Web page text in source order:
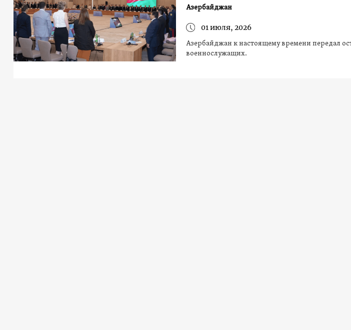
Азербайджан
01 июля, 2026
Азербайджан к настоящему времени передал
военнослужащих.